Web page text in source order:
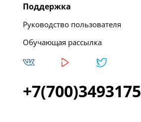
Поддержка
Руководство пользователя
Обучающая рассылка
+7(700)3493175